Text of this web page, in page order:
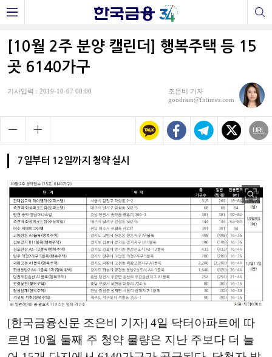
[10월 2주 분양 캘린더] 행복주택 등 15
곳 6140가구
기사입력 : 2019-10-07 00:00
조은비 기자
goodrain@fntimes.com
7일부터 12일까지 청약 실시
[한국금융신문 조은비 기자] 4일 닥터아파트에 따
르면 10월 둘째 주 청약 물량은 지난 주보다 더 늘